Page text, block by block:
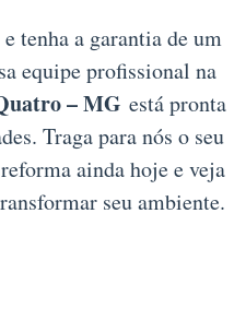
tenha a garantia de um
equipe profissional na
– MG está pronta
Traga para nós o seu
ainda hoje e veja
seu ambiente.